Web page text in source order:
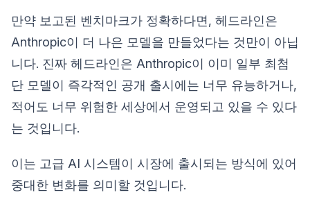
만약 보고된 벤치마크가 정확하다면, 헤드라인은
Anthropic이 더 나은 모델을 만들었다는 것만이 아닙
니다. 진짜 헤드라인은 Anthropic이 이미 일부 최첨
단 모델이 즉각적인 공개 출시에는 너무 유능하거나,
적어도 너무 위험한 세상에서 운영되고 있을 수 있다
는 것입니다.
이는 고급 AI 시스템이 시장에 출시되는 방식에 있어
중대한 변화를 의미할 것입니다.